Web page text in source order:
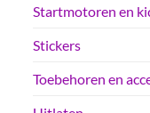
Startmotoren en
Stickers
Toebehoren en